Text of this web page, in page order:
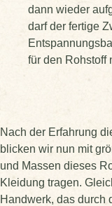
dann wieder
darf der fertige
für den Rohstoff
Nach der Erfahrung
blicken wir nun mit
und Massen dieses
Kleidung tragen.
Handwerk, das durch